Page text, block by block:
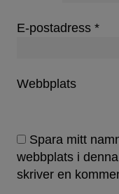
E-postadress *
Webbplats
Spara mitt
webbplats i
skriver en